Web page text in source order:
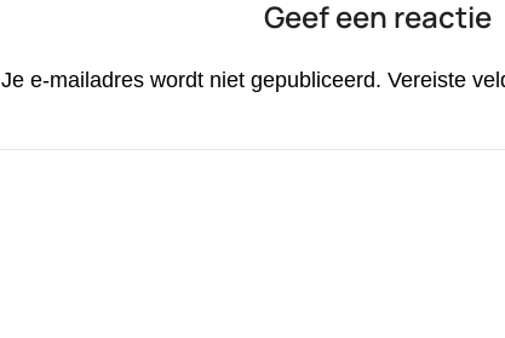
Geef een reactie
Je e-mailadres wordt niet gepubliceerd. Vereiste